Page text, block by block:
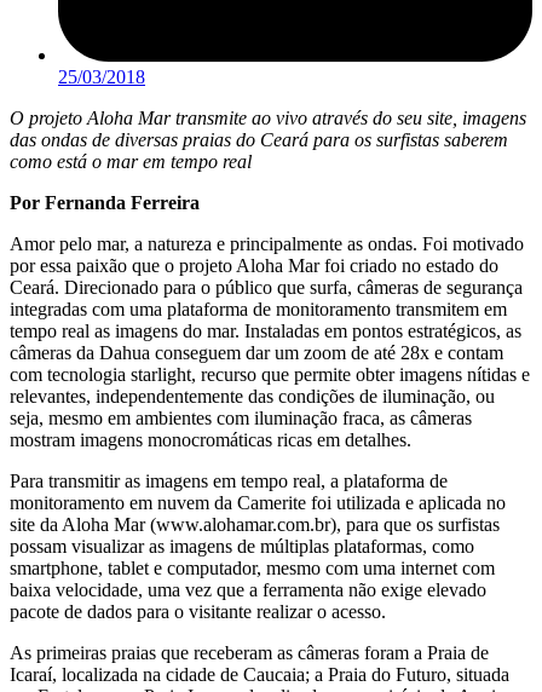
25/03/2018
O projeto Aloha Mar transmite ao vivo através do seu site, imagens
das ondas de diversas praias do Ceará para os surfistas saberem
como está o mar em tempo real
Por Fernanda Ferreira
Amor pelo mar, a natureza e principalmente as ondas. Foi motivado
por essa paixão que o projeto Aloha Mar foi criado no estado do
Ceará. Direcionado para o público que surfa, câmeras de segurança
integradas com uma plataforma de monitoramento transmitem em
tempo real as imagens do mar. Instaladas em pontos estratégicos, as
câmeras da Dahua conseguem dar um zoom de até 28x e contam
com tecnologia starlight, recurso que permite obter imagens nítidas e
relevantes, independentemente das condições de iluminação, ou
seja, mesmo em ambientes com iluminação fraca, as câmeras
mostram imagens monocromáticas ricas em detalhes.
Para transmitir as imagens em tempo real, a plataforma de
monitoramento em nuvem da Camerite foi utilizada e aplicada no
site da Aloha Mar (www.alohamar.com.br), para que os surfistas
possam visualizar as imagens de múltiplas plataformas, como
smartphone, tablet e computador, mesmo com uma internet com
baixa velocidade, uma vez que a ferramenta não exige elevado
pacote de dados para o visitante realizar o acesso.
As primeiras praias que receberam as câmeras foram a Praia de
Icaraí, localizada na cidade de Caucaia; a Praia do Futuro, situada